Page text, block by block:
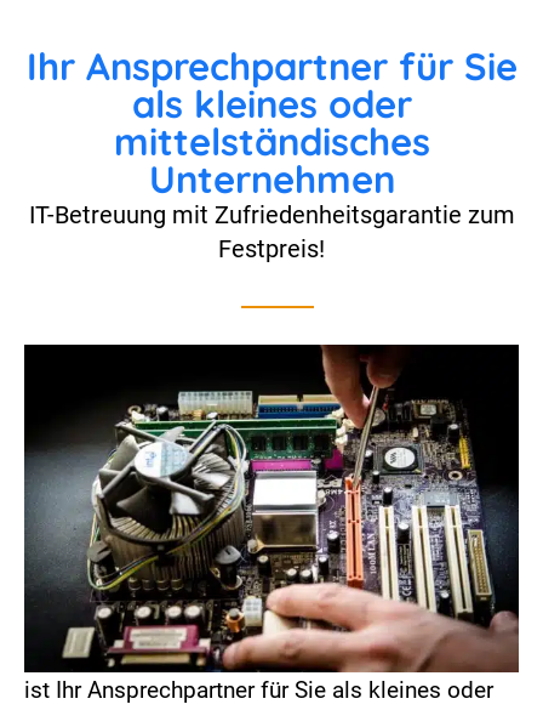
Ihr Ansprechpartner für Sie
als kleines oder
mittelständisches
Unternehmen
IT-Betreuung mit Zufriedenheitsgarantie zum
Festpreis!
ist Ihr Ansprechpartner für Sie als kleines oder